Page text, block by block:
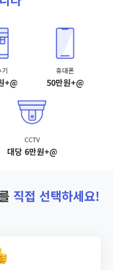
+@
휴대폰
50만원+@
CCTV
대당 6만원+@
직접 선택하세요!